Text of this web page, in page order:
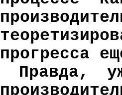
прогресса
Правда,